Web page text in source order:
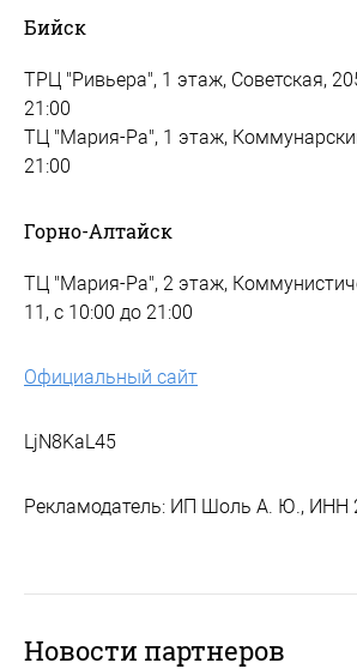
Бийск
ТРЦ "Ривьера", 1 этаж, Советская,
21:00
ТЦ "Мария-Ра", 1 этаж,
21:00
Горно-Алтайск
ТЦ "Мария-Ра", 2 этаж,
11, с 10:00 до 21:00
Официальный сайт
LjN8KaL45
Рекламодатель: ИП Шоль А. Ю., ИНН
Новости партнеров